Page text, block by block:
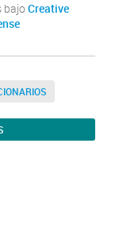
bajo Creative